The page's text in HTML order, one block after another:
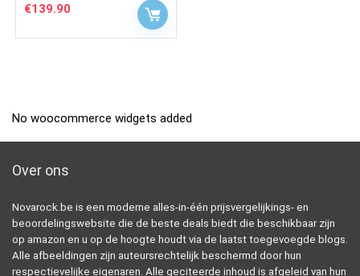
€139.90
No woocommerce widgets added
Over ons
Novarock.be is een moderne alles-in-één prijsvergelijkings- en
beoordelingswebsite die de beste deals biedt die beschikbaar zijn
op amazon en u op de hoogte houdt via de laatst toegevoegde blogs.
Alle afbeeldingen zijn auteursrechtelijk beschermd door hun
respectievelijke eigenaren. Alle geciteerde inhoud is afgeleid van hun